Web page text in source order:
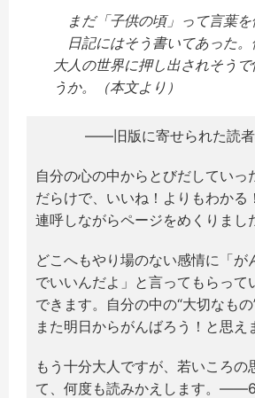
まだ「子供の頃」って言葉を
日記にはそう書いてあった。
大人の世界に押し出されそう
うか。（本文より）
――旧版に寄せられた読
自分の心の中からとびだしていっ
だらけで、いいね！よりもわかる
連呼しながらページをめくりま
どこへもやり場のない感情に「が
でいいんだよ」と言ってもらって
できます。自分の中の“大切なもの
また明日からがんばろう！と思
もう十分大人ですが、若いころの
て、何度も読みかえします。